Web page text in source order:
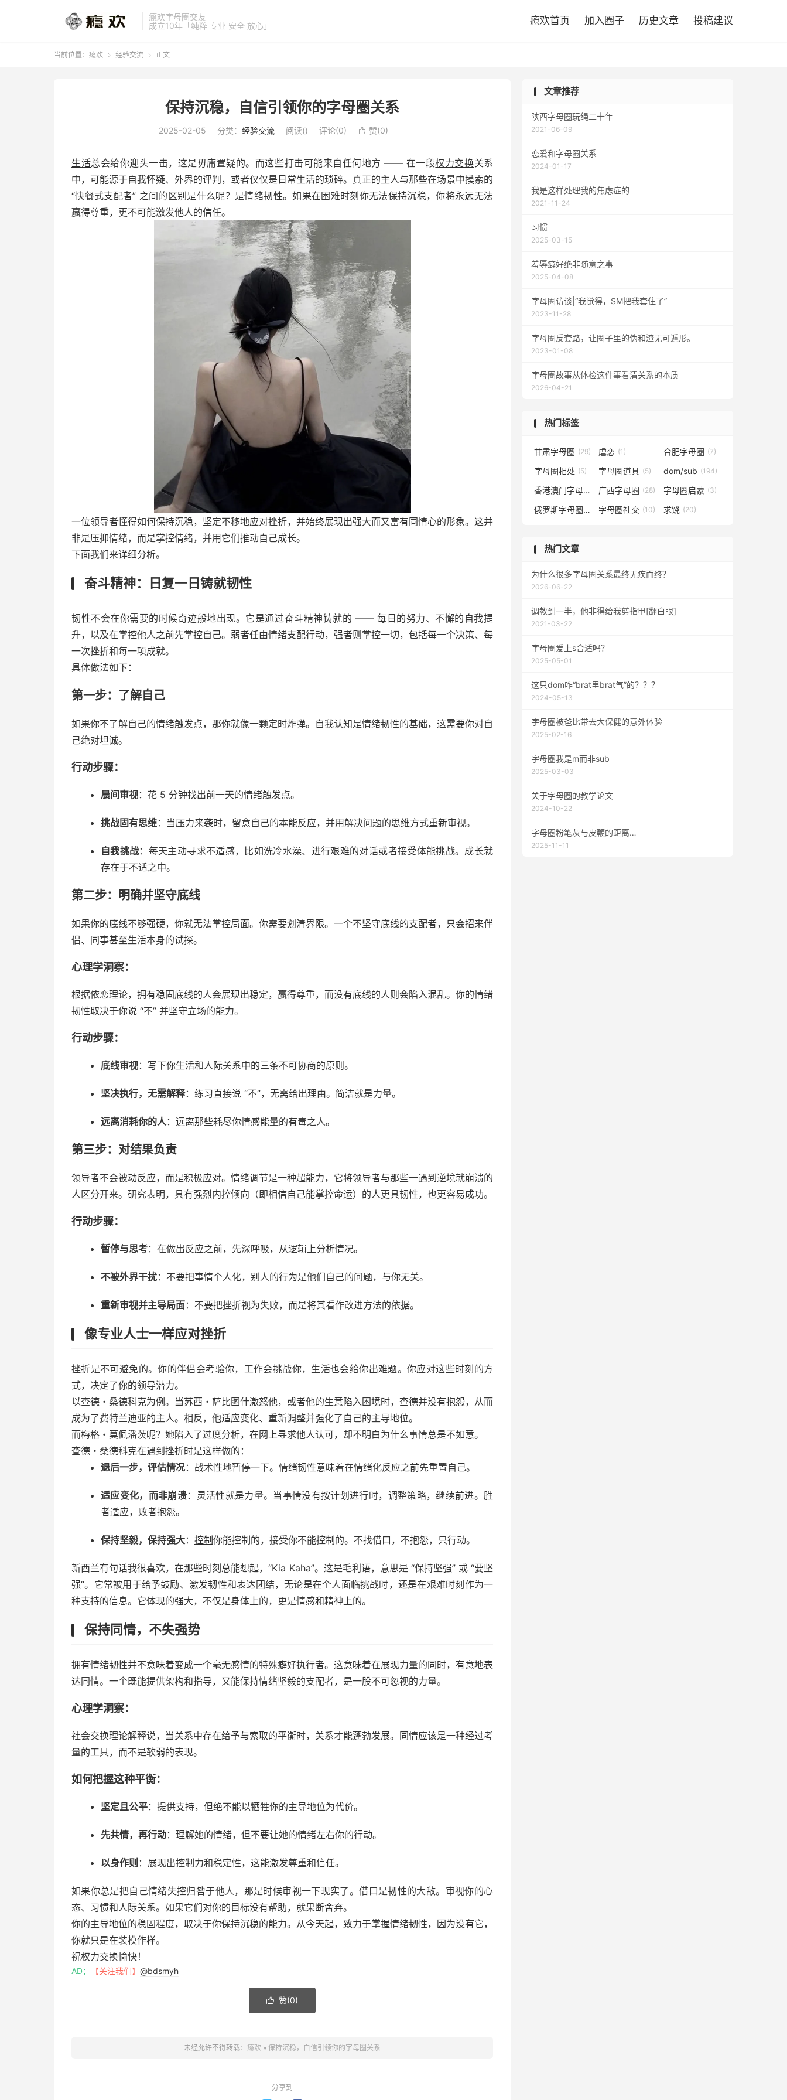
瘾欢字母圈交友
成立10年「纯粹 专业 安全 放心」
瘾欢首页 加入圈子 历史文章 投稿建议
当前位置： 瘾欢  经验交流  正文
保持沉稳，自信引领你的字母圈关系
2025-02-05 分类： 经验交流 阅读() 评论(0)  赞(0)
生活总会给你迎头一击，这是毋庸置疑的。而这些打击可能来自任何地方 —— 在一段权力交换关系
中，可能源于自我怀疑、外界的评判，或者仅仅是日常生活的琐碎。真正的主人与那些在场景中摸索的
“快餐式支配者” 之间的区别是什么呢？是情绪韧性。如果在困难时刻你无法保持沉稳，你将永远无法
赢得尊重，更不可能激发他人的信任。
一位领导者懂得如何保持沉稳，坚定不移地应对挫折，并始终展现出强大而又富有同情心的形象。这并
非是压抑情绪，而是掌控情绪，并用它们推动自己成长。
下面我们来详细分析。
奋斗精神：日复一日铸就韧性
韧性不会在你需要的时候奇迹般地出现。它是通过奋斗精神铸就的 —— 每日的努力、不懈的自我提
升，以及在掌控他人之前先掌控自己。弱者任由情绪支配行动，强者则掌控一切，包括每一个决策、每
一次挫折和每一项成就。
具体做法如下：
第一步：了解自己
如果你不了解自己的情绪触发点，那你就像一颗定时炸弹。自我认知是情绪韧性的基础，这需要你对自
己绝对坦诚。
行动步骤：
晨间审视：花 5 分钟找出前一天的情绪触发点。
挑战固有思维：当压力来袭时，留意自己的本能反应，并用解决问题的思维方式重新审视。
自我挑战：每天主动寻求不适感，比如洗冷水澡、进行艰难的对话或者接受体能挑战。成长就
存在于不适之中。
第二步：明确并坚守底线
如果你的底线不够强硬，你就无法掌控局面。你需要划清界限。一个不坚守底线的支配者，只会招来伴
侣、同事甚至生活本身的试探。
心理学洞察：
根据依恋理论，拥有稳固底线的人会展现出稳定，赢得尊重，而没有底线的人则会陷入混乱。你的情绪
韧性取决于你说 “不” 并坚守立场的能力。
行动步骤：
底线审视：写下你生活和人际关系中的三条不可协商的原则。
坚决执行，无需解释：练习直接说 “不”，无需给出理由。简洁就是力量。
远离消耗你的人：远离那些耗尽你情感能量的有毒之人。
第三步：对结果负责
领导者不会被动反应，而是积极应对。情绪调节是一种超能力，它将领导者与那些一遇到逆境就崩溃的
人区分开来。研究表明，具有强烈内控倾向（即相信自己能掌控命运）的人更具韧性，也更容易成功。
行动步骤：
暂停与思考：在做出反应之前，先深呼吸，从逻辑上分析情况。
不被外界干扰：不要把事情个人化，别人的行为是他们自己的问题，与你无关。
重新审视并主导局面：不要把挫折视为失败，而是将其看作改进方法的依据。
像专业人士一样应对挫折
挫折是不可避免的。你的伴侣会考验你，工作会挑战你，生活也会给你出难题。你应对这些时刻的方
式，决定了你的领导潜力。
以查德・桑德科克为例。当苏西・萨比图什激怒他，或者他的生意陷入困境时，查德并没有抱怨，从而
成为了费特兰迪亚的主人。相反，他适应变化、重新调整并强化了自己的主导地位。
而梅格・莫佩潘茨呢？她陷入了过度分析，在网上寻求他人认可，却不明白为什么事情总是不如意。
查德・桑德科克在遇到挫折时是这样做的：
退后一步，评估情况：战术性地暂停一下。情绪韧性意味着在情绪化反应之前先重置自己。
适应变化，而非崩溃：灵活性就是力量。当事情没有按计划进行时，调整策略，继续前进。胜
者适应，败者抱怨。
保持坚毅，保持强大： 控制 你能控制的，接受你不能控制的。不找借口，不抱怨，只行动。
新西兰有句话我很喜欢，在那些时刻总能想起，“Kia Kaha”。这是毛利语，意思是 “保持坚强” 或 “要坚
强”。它常被用于给予鼓励、激发韧性和表达团结，无论是在个人面临挑战时，还是在艰难时刻作为一
种支持的信息。它体现的强大，不仅是身体上的，更是情感和精神上的。
保持同情，不失强势
拥有情绪韧性并不意味着变成一个毫无感情的特殊癖好执行者。这意味着在展现力量的同时，有意地表
达同情。一个既能提供架构和指导，又能保持情绪坚毅的支配者，是一股不可忽视的力量。
心理学洞察：
社会交换理论解释说，当关系中存在给予与索取的平衡时，关系才能蓬勃发展。同情应该是一种经过考
量的工具，而不是软弱的表现。
如何把握这种平衡：
坚定且公平：提供支持，但绝不能以牺牲你的主导地位为代价。
先共情，再行动：理解她的情绪，但不要让她的情绪左右你的行动。
以身作则 ：展现出控制力和稳定性，这能激发尊重和信任。
如果你总是把自己情绪失控归咎于他人，那是时候审视一下现实了。借口是韧性的大敌。审视你的心
态、习惯和人际关系。如果它们对你的目标没有帮助，就果断舍弃。
你的主导地位的稳固程度，取决于你保持沉稳的能力。从今天起，致力于掌握情绪韧性，因为没有它，
你就只是在装模作样。
祝权力交换愉快！
AD： 【关注我们】 @bdsmyh
 赞(0)
未经允许不得转载： 瘾欢 » 保持沉稳，自信引领你的字母圈关系
分享到
文章推荐
陕西字母圈玩绳二十年
2021-06-09
恋爱和字母圈关系
2024-01-17
我是这样处理我的焦虑症的
2021-11-24
习惯
2025-03-15
羞辱癖好绝非随意之事
2025-04-08
字母圈访谈|“我觉得，SM把我套住了”
2023-11-28
字母圈反套路，让圈子里的伪和渣无可遁形。
2023-01-08
字母圈故事从体检这件事看清关系的本质
2026-04-21
热门标签
甘肃字母圈 (29) 虐恋 (1) 合肥字母圈 (7)
字母圈相处 (5) 字母圈道具 (5) dom/sub (194)
香港澳门字母圈 (5)
广西字母圈 (28) 字母圈启蒙 (3)
俄罗斯字母圈(4) 字母圈社交 (10) 求饶 (20)
热门文章
为什么很多字母圈关系最终无疾而终？
2026-06-22
调教到一半，他非得给我剪指甲[翻白眼]
2021-03-22
字母圈爱上s合适吗？
2025-05-01
这只dom咋“brat里brat气”的？？？
2024-05-13
字母圈被爸比带去大保健的意外体验
2025-02-16
字母圈我是m而非sub
2025-03-03
关于字母圈的教学论文
2024-10-22
字母圈粉笔灰与皮鞭的距离…
2025-11-11